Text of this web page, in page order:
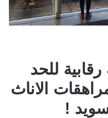
للحد
الاناث
!